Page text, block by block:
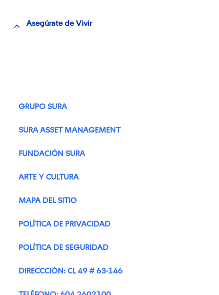
Asegúrate de Vivir
GRUPO SURA
SURA ASSET MANAGEMENT
FUNDACIÓN SURA
ARTE Y CULTURA
MAPA DEL SITIO
POLÍTICA DE PRIVACIDAD
POLÍTICA DE SEGURIDAD
DIRECCCIÓN: CL 49 # 63-146